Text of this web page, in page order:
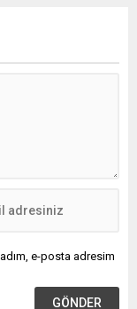
e-posta adresim